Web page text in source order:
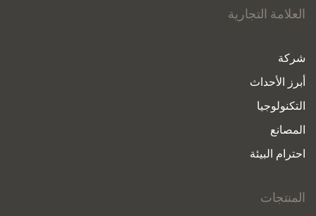
العلامة التجارية
شركة
أبرز الأحداث
التكنولوجيا
المصانع
احترام البيئة
المنتجات